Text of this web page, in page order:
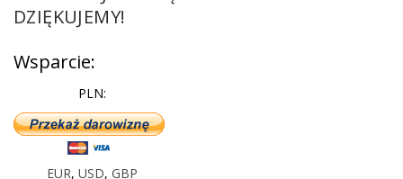
DZIĘKUJEMY!
Wsparcie:
PLN:
EUR, USD, GBP